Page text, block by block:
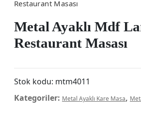
Restaurant Masası
Metal Ayaklı Mdf
Restaurant Masası
Stok kodu: mtm4011
Kategoriler: Metal Ayaklı Kare Masa,